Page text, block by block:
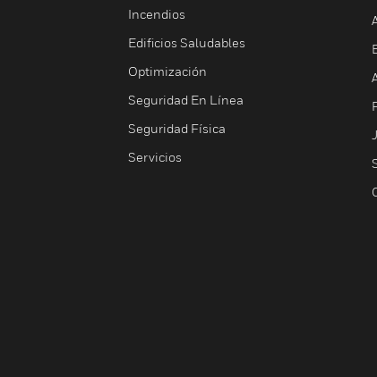
Incendios
Edificios Saludables
Optimización
Seguridad En Línea
Seguridad Física
Servicios